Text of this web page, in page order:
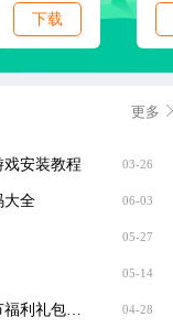
下载
更多
安装教程 03-26
大全 06-03
05-27
05-14
《永恒岛高清重置版》51劳动节福利礼包码限时放送 04-28